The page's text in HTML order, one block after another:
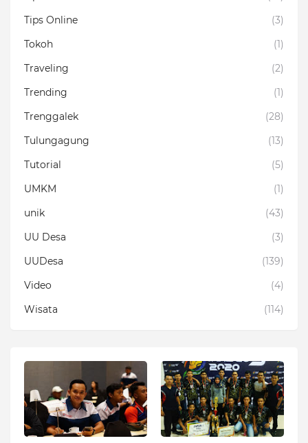
Tips Online
(3)
Tokoh
(1)
Traveling
(2)
Trending
(1)
Trenggalek
(28)
Tulungagung
(13)
Tutorial
(5)
UMKM
(1)
unik
(43)
UU Desa
(3)
UUDesa
(139)
Video
(4)
Wisata
(114)